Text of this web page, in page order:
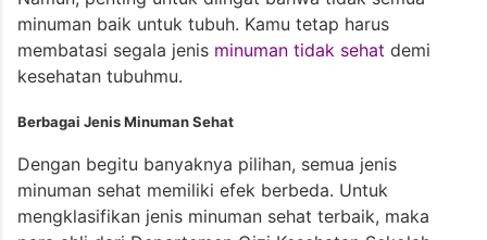
minuman baik untuk tubuh. Kamu tetap harus
membatasi segala jenis minuman tidak sehat demi
kesehatan tubuhmu.
Berbagai Jenis Minuman Sehat
Dengan begitu banyaknya pilihan, semua jenis
minuman sehat memiliki efek berbeda. Untuk
mengklasifikan jenis minuman sehat terbaik, maka